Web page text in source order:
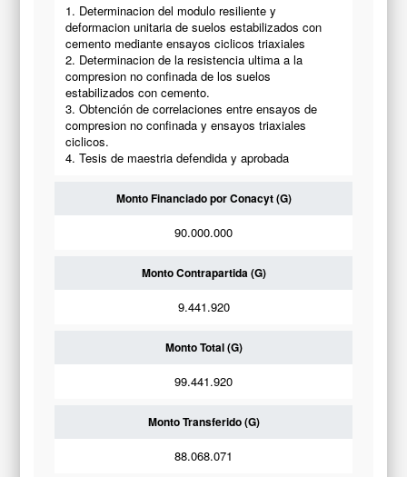
1. Determinacion del modulo resiliente y
deformacion unitaria de suelos estabilizados con
cemento mediante ensayos ciclicos triaxiales
2. Determinacion de la resistencia ultima a la
compresion no confinada de los suelos
estabilizados con cemento.
3. Obtención de correlaciones entre ensayos de
compresion no confinada y ensayos triaxiales
ciclicos.
4. Tesis de maestria defendida y aprobada
Monto Financiado por Conacyt (G)
90.000.000
Monto Contrapartida (G)
9.441.920
Monto Total (G)
99.441.920
Monto Transferido (G)
88.068.071